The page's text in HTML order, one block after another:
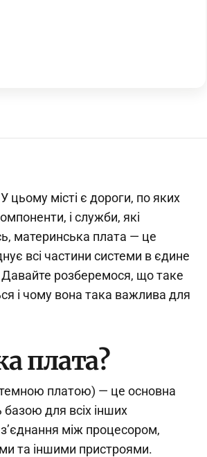
цьому місті є дороги, по яких
і служби, які
материнська плата — це
всі частини системи в єдине
Давайте розберемося, що таке
і чому вона така важлива для
плата?
платою) — це основна
для всіх інших
між процесором,
та іншими пристроями.